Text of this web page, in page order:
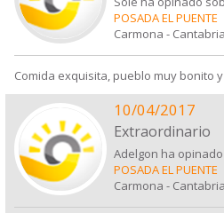
POSADA EL PUENTE
Carmona - Cantabria
Comida exquisita, pueblo muy bonito
10/04/2017
Extraordinario
Adelgon ha
POSADA EL PUENTE
Carmona - Cantabria